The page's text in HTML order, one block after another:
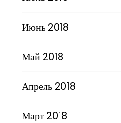
Июнь 2018
Май 2018
Апрель 2018
Март 2018